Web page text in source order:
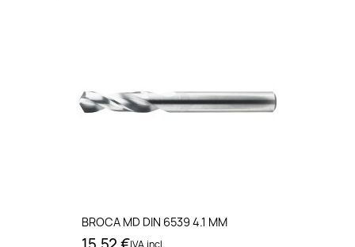
BROCA MD DIN 6539 4.1 MM